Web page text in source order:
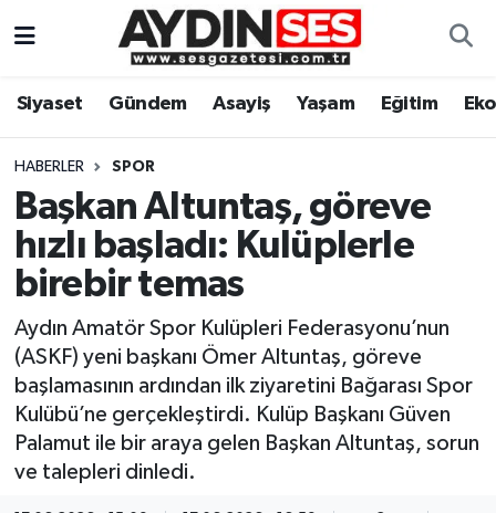
Siyaset Gündem Asayiş Yaşam Eğitim
HABERLER SPOR
Başkan Altuntaş, göreve
hızlı başladı: Kulüplerle
birebir temas
Aydın Amatör Spor Kulüpleri Federasyonu’nun
(ASKF) yeni başkanı Ömer Altuntaş, göreve
başlamasının ardından ilk ziyaretini Bağarası Spor
Kulübü’ne gerçekleştirdi. Kulüp Başkanı Güven
Palamut ile bir araya gelen Başkan Altuntaş, sorun
ve talepleri dinledi.
Gündem
Siyaset
Ekonomi
Eğitim
Kültür Sanat
Spor
Aydın Hava Durumu
Aydin Namaz Vakitleri
Aydın Trafik Yoğunluk Haritası
Tüm Manşetler
Son Dakika Haberleri
Haber Arşivi